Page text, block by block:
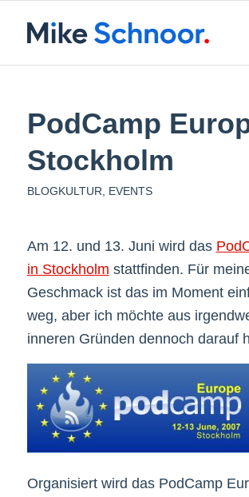
PodCamp
Stockholm
BLOGKULTUR EVENTS
Am 12. und 13. Juni wird das
in Stockholm stattfinden. Für
Geschmack ist das im Moment
weg, aber ich möchte aus
inneren Gründen dennoch darauf
Organisiert wird das PodCamp